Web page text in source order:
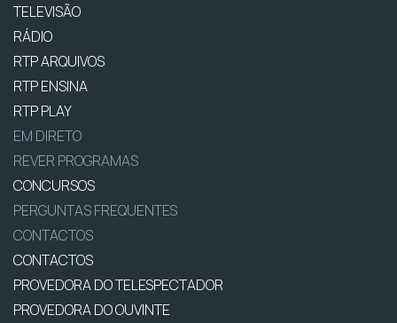
TELEVISÃO
RÁDIO
RTP ARQUIVOS
RTP ENSINA
RTP PLAY
EM DIRETO
REVER PROGRAMAS
CONCURSOS
PERGUNTAS FREQUENTES
CONTACTOS
CONTACTOS
PROVEDORA DO TELESPECTADOR
PROVEDORA DO OUVINTE